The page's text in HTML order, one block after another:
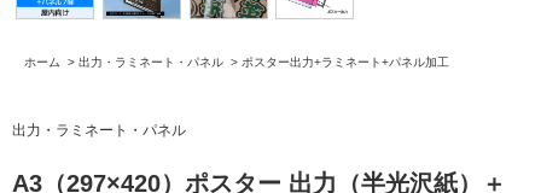
ホーム > 出力・ラミネート・パネル > ポスター出力+ラミネート+パネル加工
出力・ラミネート・パネル
A3（297×420）ポスター 出力（半光沢紙）＋